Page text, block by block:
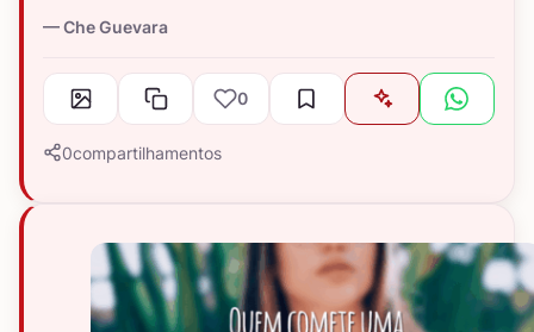
Che Guevara
0
0compartilhamentos